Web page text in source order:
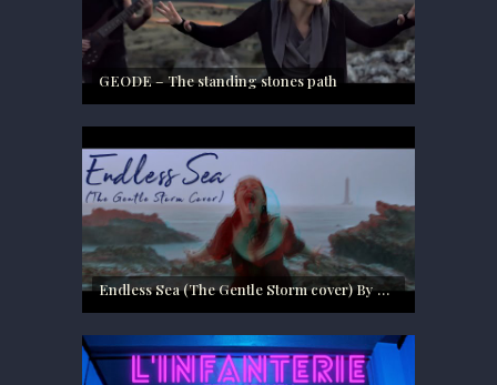
GEODE – The standing stones path
Endless Sea (The Gentle Storm cover) By Octavie & Emma